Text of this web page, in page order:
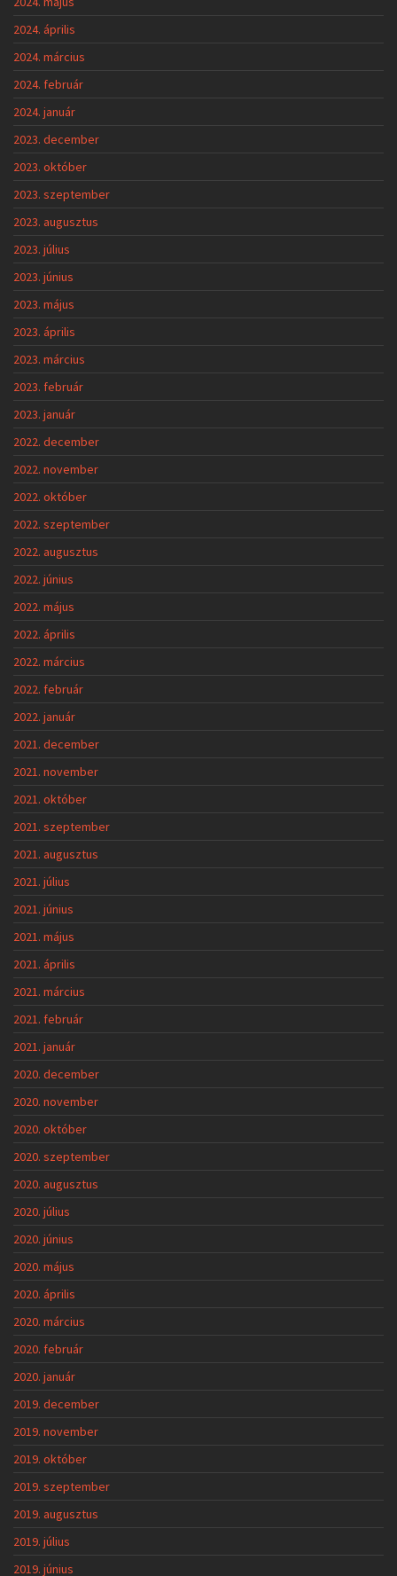
2024. április
2024. március
2024. február
2024. január
2023. december
2023. október
2023. szeptember
2023. augusztus
2023. július
2023. június
2023. május
2023. április
2023. március
2023. február
2023. január
2022. december
2022. november
2022. október
2022. szeptember
2022. augusztus
2022. június
2022. május
2022. április
2022. március
2022. február
2022. január
2021. december
2021. november
2021. október
2021. szeptember
2021. augusztus
2021. július
2021. június
2021. május
2021. április
2021. március
2021. február
2021. január
2020. december
2020. november
2020. október
2020. szeptember
2020. augusztus
2020. július
2020. június
2020. május
2020. április
2020. március
2020. február
2020. január
2019. december
2019. november
2019. október
2019. szeptember
2019. augusztus
2019. július
2019. június